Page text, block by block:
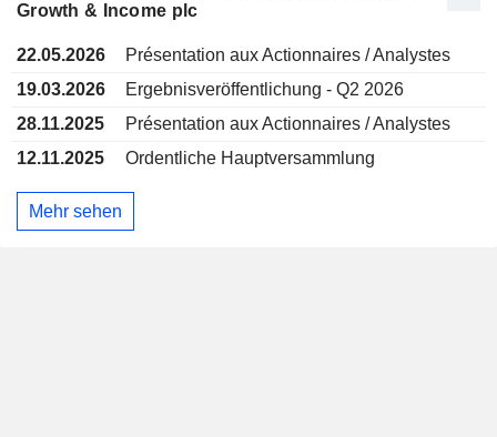
Growth & Income plc
22.05.2026
Présentation aux Actionnaires / Analystes
19.03.2026
Ergebnisveröffentlichung - Q2 2026
28.11.2025
Présentation aux Actionnaires / Analystes
12.11.2025
Ordentliche Hauptversammlung
Mehr sehen